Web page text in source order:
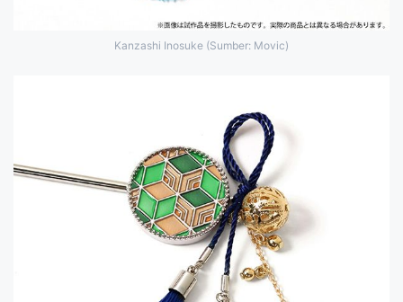
Kanzashi Inosuke (Sumber: Movic)